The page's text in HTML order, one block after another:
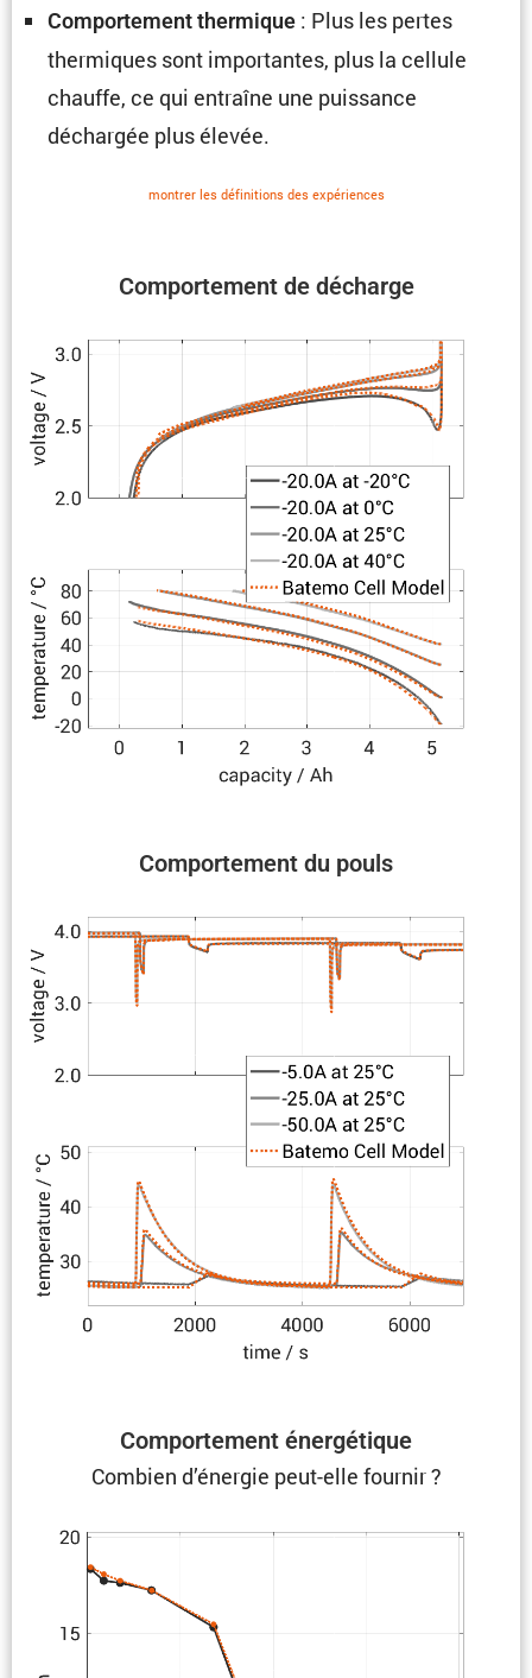
Compor­te­ment de décharge
Compor­te­ment thermique : Plus les pertes
thermiques sont impor­tantes, plus la cellule
chauffe, ce qui entraîne une puissance
déchargée plus élevée.
Compor­te­ment du pouls
montrer les défini­tions des expériences
Compor­te­ment énergétique
Combien d’énergie peut-elle fournir ?